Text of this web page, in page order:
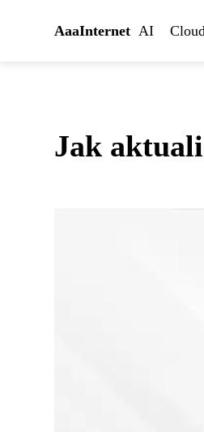
AaaInternet AI
Jak